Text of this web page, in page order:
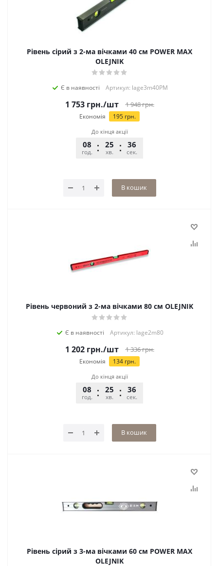
Рівень сірий з 2-ма вічками 40 см POWER MAX
OLEJNIK
Є в наявності Артикул: lage3m40PM
1 753грн./шт 1 948грн.
Економія 195 грн.
До кінця акції
08
год.
25
хв.
36
сек.
В кошик
Рівень червоний з 2-ма вічками 80 см OLEJNIK
Є в наявності Артикул: lage2m80
1 202грн./шт 1 336грн.
Економія 134 грн.
До кінця акції
08
год.
25
хв.
36
сек.
В кошик
Рівень сірий з 3-ма вічками 60 см POWER MAX
OLEJNIK